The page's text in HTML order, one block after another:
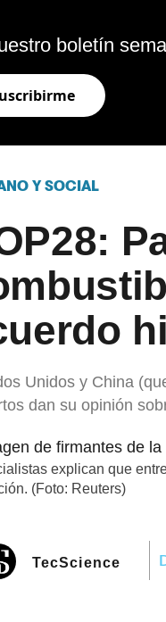
boletín
Y SOCIAL
Unidos y China
dan su opinión
explican que
(Foto: Reuters)
TecScience